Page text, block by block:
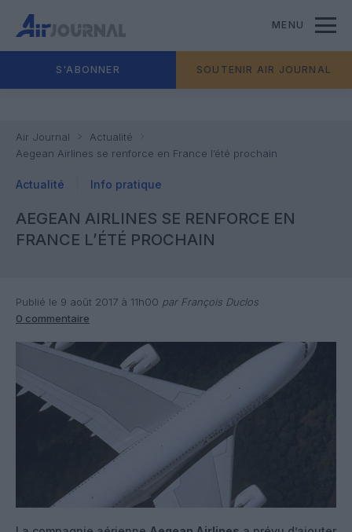
MENU
S'ABONNER SOUTENIR AIR JOURNAL
Air Journal
Actualité
Aegean Airlines se renforce en France l’été prochain
Actualité Info pratique
AEGEAN AIRLINES SE RENFORCE EN
FRANCE L’ÉTÉ PROCHAIN
Publié le 9 août 2017 à 11h00 par François Duclos
0 commentaire